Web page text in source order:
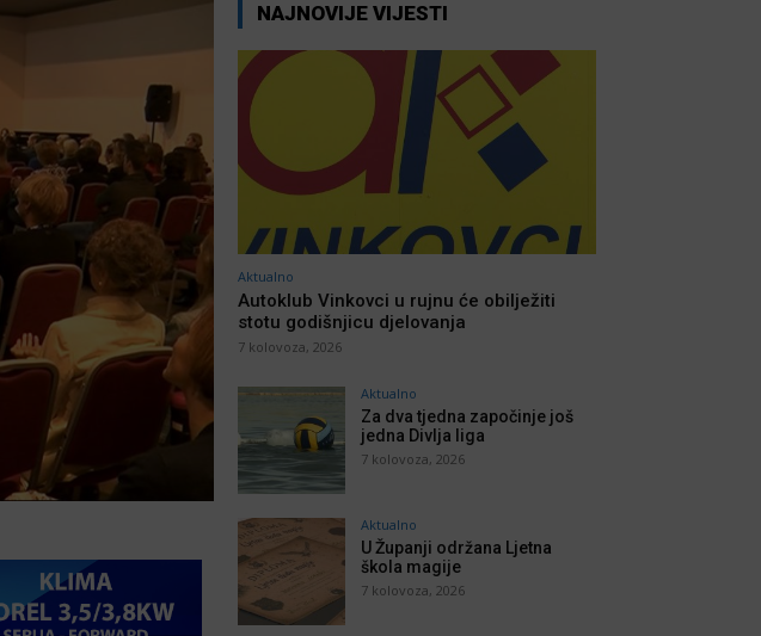
NAJNOVIJE VIJESTI
Aktualno
Autoklub Vinkovci u rujnu će obilježiti
stotu godišnjicu djelovanja
7 kolovoza, 2026
Aktualno
Za dva tjedna započinje još
jedna Divlja liga
7 kolovoza, 2026
Aktualno
U Županji održana Ljetna
škola magije
7 kolovoza, 2026